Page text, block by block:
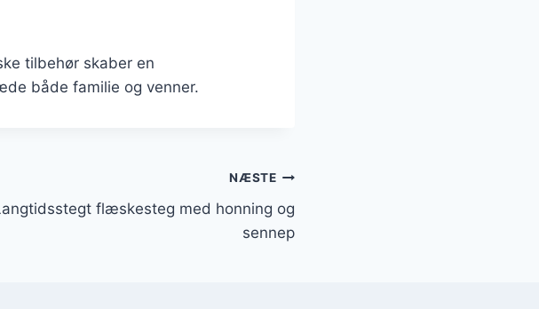
tilbehør skaber en
både familie og venner.
NÆSTE
flæskesteg med honning og
sennep